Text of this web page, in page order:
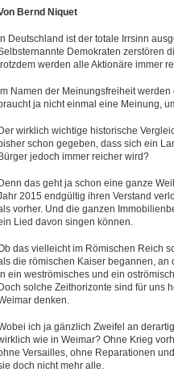
Bernd Niquet
In Deutschland ist der totale Irrsinn
Demokraten zerstören
werden alle Aktionäre immer
Im Namen der Meinungsfreiheit
ja nicht einmal eine Meinung,
Der wirklich wichtige historische
schon gegeben, dass sich ein
Bürger jedoch immer reicher wird?
Denn das geht ja schon eine ganze
2015 endgültig ihren Verstand
vorher. Und die ganzen
Lied davon singen können.
das vielleicht im Römischen Reich
die römischen Kaiser begannen,
ein weströmisches und ein
Doch solche Zeithorizonte sind für uns
denken.
ich ja gänzlich Zweifel an
wie in Weimar? Ohne Krieg
Versailles, ohne Reparationen
doch nicht mehr alle.